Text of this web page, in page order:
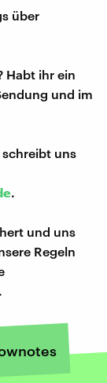
über
Habt ihr ein
und im
uns
.
und uns
Regeln